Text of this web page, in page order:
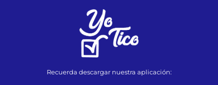
Recuerda descargar nuestra aplicación: